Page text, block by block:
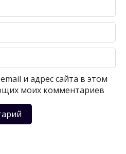
и адрес сайта в этом
моих комментариев